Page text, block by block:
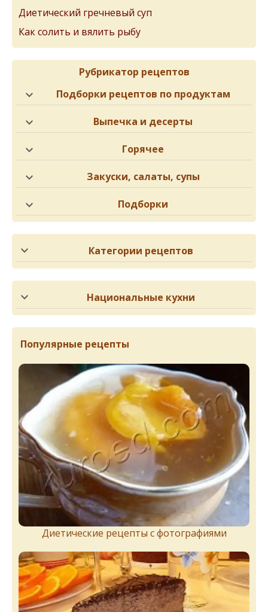
Диетический гречневый суп
Как солить и вялить рыбу
Рубрикатор рецептов
Подборки рецептов по продуктам
Выпечка и десерты
Горячее
Закуски, салаты, супы
Подборки
Категории рецептов
Национальные кухни
Популярные рецепты
Диетические рецепты с фотографиями